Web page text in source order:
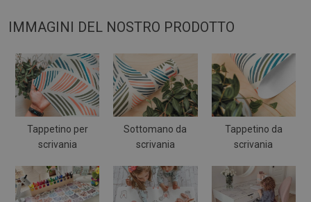
IMMAGINI DEL NOSTRO PRODOTTO
Tappetino per
scrivania
Sottomano da
scrivania
Tappetino da
scrivania